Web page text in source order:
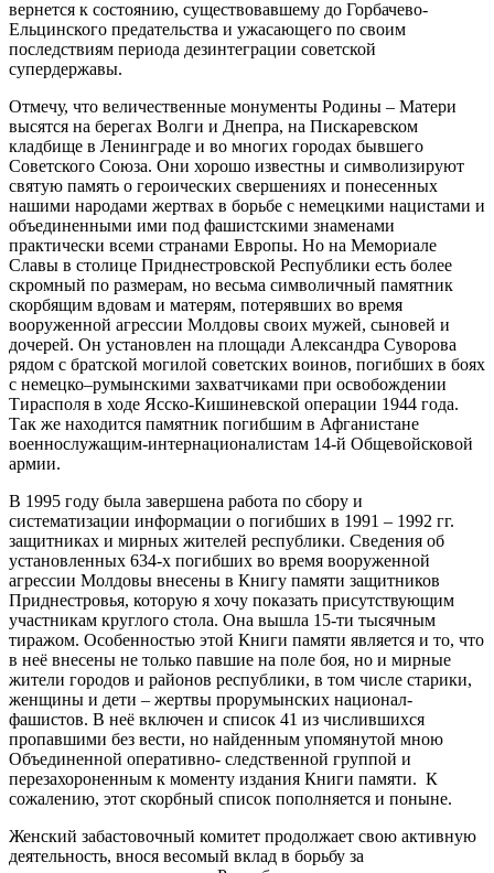
вернется к состоянию, существовавшему до Горбачево-
Ельцинского предательства и ужасающего по своим
последствиям периода дезинтеграции советской
супердержавы.
Отмечу, что величественные монументы Родины – Матери
высятся на берегах Волги и Днепра, на Пискаревском
кладбище в Ленинграде и во многих городах бывшего
Советского Союза. Они хорошо известны и символизируют
святую память о героических свершениях и понесенных
нашими народами жертвах в борьбе с немецкими нацистами и
объединенными ими под фашистскими знаменами
практически всеми странами Европы. Но на Мемориале
Славы в столице Приднестровской Республики есть более
скромный по размерам, но весьма символичный памятник
скорбящим вдовам и матерям, потерявших во время
вооруженной агрессии Молдовы своих мужей, сыновей и
дочерей. Он установлен на площади Александра Суворова
рядом с братской могилой советских воинов, погибших в боях
с немецко–румынскими захватчиками при освобождении
Тирасполя в ходе Ясско-Кишиневской операции 1944 года.
Так же находится памятник погибшим в Афганистане
военнослужащим-интернационалистам 14-й Общевойсковой
армии.
В 1995 году была завершена работа по сбору и
систематизации информации о погибших в 1991 – 1992 гг.
защитниках и мирных жителей республики. Сведения об
установленных 634-х погибших во время вооруженной
агрессии Молдовы внесены в Книгу памяти защитников
Приднестровья, которую я хочу показать присутствующим
участникам круглого стола. Она вышла 15-ти тысячным
тиражом. Особенностью этой Книги памяти является и то, что
в неё внесены не только павшие на поле боя, но и мирные
жители городов и районов республики, в том числе старики,
женщины и дети – жертвы прорумынских национал-
фашистов. В неё включен и список 41 из числившихся
пропавшими без вести, но найденным упомянутой мною
Объединенной оперативно- следственной группой и
перезахороненным к моменту издания Книги памяти. К
сожалению, этот скорбный список пополняется и поныне.
Женский забастовочный комитет продолжает свою активную
деятельность, внося весомый вклад в борьбу за